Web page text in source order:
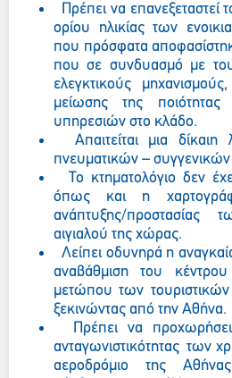
Πρέπει να επανεξεταστεί
ορίου ηλικίας των
που πρόσφατα
που σε συνδυασμό με
ελεγκτικούς
μείωσης της
υπηρεσιών στο κλάδο.
Απαιτείται μια
πνευματικών –
Το κτηματολόγιο δεν
όπως και η
ανάπτυξης/
αιγιαλού της χώρας.
Λείπει οδυνηρά η
αναβάθμιση του
μετώπου των
ξεκινώντας από την Αθήνα.
Πρέπει να
ανταγωνιστικότητας των
αεροδρόμιο της